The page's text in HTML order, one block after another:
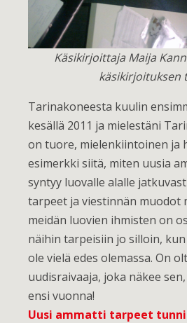
Käsikirjoittaja Maija
käsikirjoituksen
Tarinakoneesta kuulin
kesällä 2011 ja mielestäni
on tuore, mielenkiintoinen ja
esimerkki siitä, miten uusia
syntyy luovalle alalle
tarpeet ja viestinnän muodot
meidän luovien ihmisten on
näihin tarpeisiin jo silloin,
ole vielä edes olemassa. On
uudisraivaaja, joka näkee
ensi vuonna!
Uusi ammatti tarpeet